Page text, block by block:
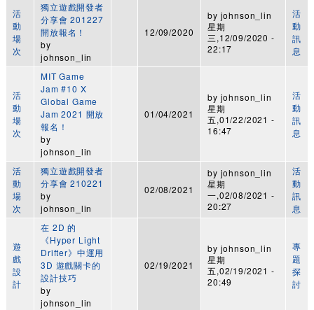
活
動
場
次
獨立遊戲開發者
分享會 201227
開放報名！
by
johnson_lin
12/09/2020
by johnson_lin
星期
三,12/09/2020 -
22:17
活
動
訊
息
活
動
場
次
MIT Game
Jam #10 X
Global Game
Jam 2021 開放
報名！
by
johnson_lin
01/04/2021
by johnson_lin
星期
五,01/22/2021 -
16:47
活
動
訊
息
活
動
場
次
獨立遊戲開發者
分享會 210221
by
johnson_lin
02/08/2021
by johnson_lin
星期
一,02/08/2021 -
20:27
活
動
訊
息
遊
戲
設
計
在 2D 的
《Hyper Light
Drifter》中運用
3D 遊戲關卡的
設計技巧
by
johnson_lin
02/19/2021
by johnson_lin
星期
五,02/19/2021 -
20:49
專
題
探
討